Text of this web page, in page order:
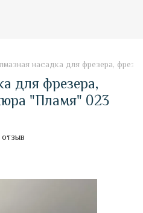
насадка для фрезера,
для фрезера,
"Пламя" 023